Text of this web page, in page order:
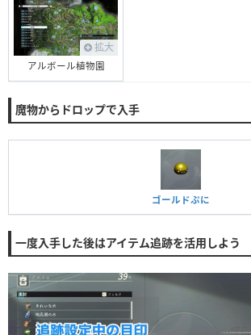
拡大
アルボール植物園
魔物からドロップで入手
ゴールドぷに
一度入手した後はアイテム追跡を活用しよう